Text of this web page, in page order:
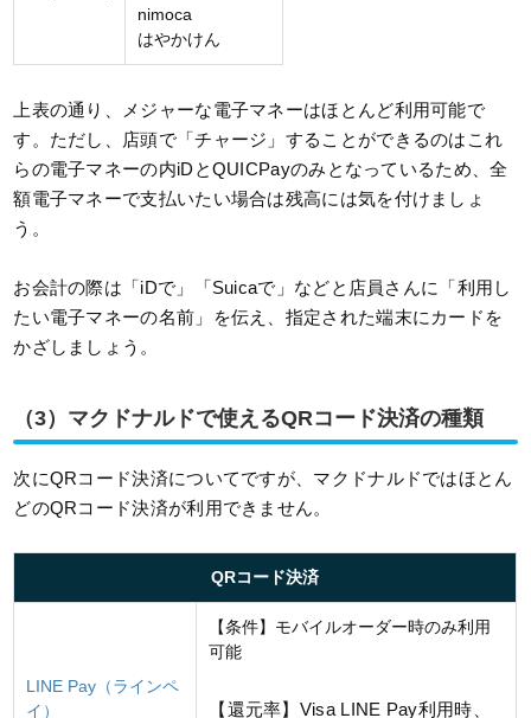
nimoca
はやかけん
上表の通り、メジャーな電子マネーはほとんど利用可能で
す。ただし、店頭で「チャージ」することができるのはこれ
らの電子マネーの内iDとQUICPayのみとなっているため、全
額電子マネーで支払いたい場合は残高には気を付けましょ
う。
お会計の際は「iDで」「Suicaで」などと店員さんに「利用し
たい電子マネーの名前」を伝え、指定された端末にカードを
かざしましょう。
（3）マクドナルドで使えるQRコード決済の種類
次にQRコード決済についてですが、マクドナルドではほとん
どのQRコード決済が利用できません。
QRコード決済
LINE Pay（ラインペ
イ）
【条件】モバイルオーダー時のみ利用
可能
【還元率】Visa LINE Pay利用時、